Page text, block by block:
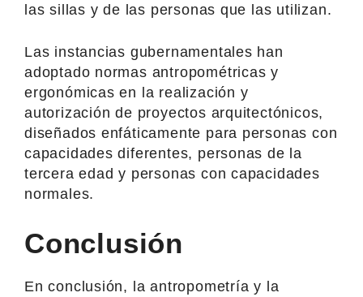
las sillas y de las personas que las utilizan.
Las instancias gubernamentales han
adoptado normas antropométricas y
ergonómicas en la realización y
autorización de proyectos arquitectónicos,
diseñados enfáticamente para personas con
capacidades diferentes, personas de la
tercera edad y personas con capacidades
normales.
Conclusión
En conclusión, la antropometría y la